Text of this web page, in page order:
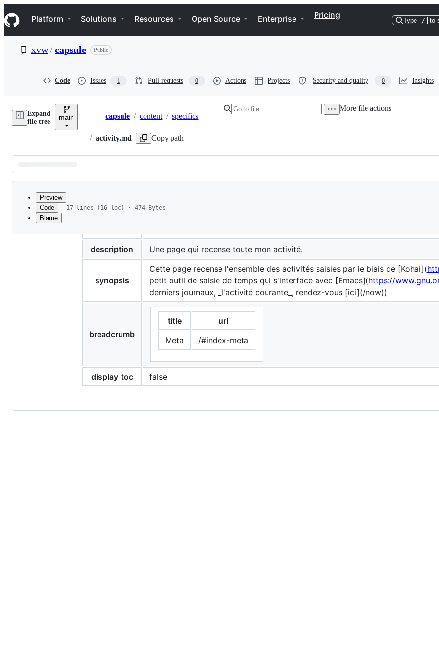
k
i
p
e
Navigation Menu
Platform Solutions Resources Open Source Enterprise Pricing
Type / to
xvw/capsule Public
Code Issues 1 Pull requests 0 Actions Projects Security and quality 0 Insights
Expand
file tree
main Breadcrumbs
capsule / content / specifics
/ activity.md Copy path
More file actions
Latest
commit
metadata
Preview
Code
Blame
17 lines (16 loc) · 474 Bytes
description
Une page qui recense toute mon activité.
synopsis
Cette page recense l'ensemble des activités saisies par le biais de [Kohai](
petit outil de saisie de temps qui s'interface avec [Emacs](https://
derniers journaux, _l'activité courante_, rendez-vous [ici](/now))
breadcrumb
title
url
Meta
/#index-meta
display_toc false